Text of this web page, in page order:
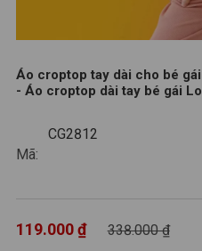
Áo croptop tay dài cho bé
- Áo croptop dài tay bé gái
Mã:
338.000 ₫
119.000 ₫
CG2812